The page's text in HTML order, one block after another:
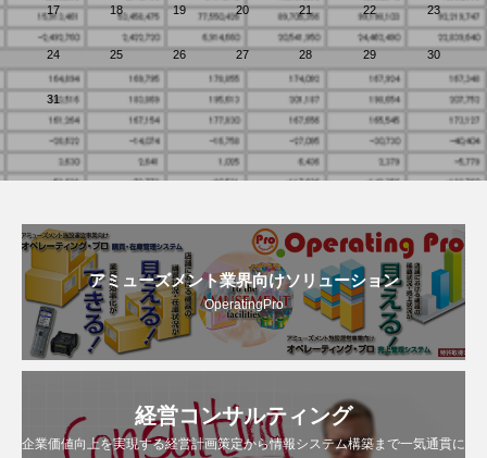
17 18 19 20 21 22 23
24 25 26 27 28 29 30
31
アミューズメント業界向けソリューション
OperatingPro
経営コンサルティング
企業価値向上を実現する経営計画策定から情報システム構築まで一気通貫に